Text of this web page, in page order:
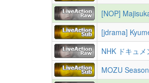
[NOP]
[jdrama]
NHK ドキュ
MOZU